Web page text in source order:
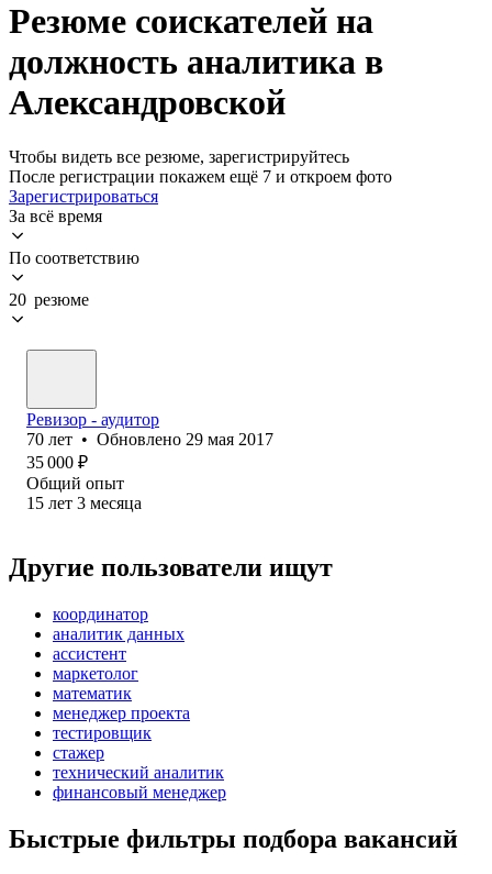
Резюме соискателей на
должность аналитика в
Александровской
Чтобы видеть все резюме, зарегистрируйтесь
После регистрации покажем ещё 7 и откроем фото
Зарегистрироваться
За всё время
По соответствию
20 резюме
Ревизор - аудитор
70 лет • Обновлено 29 мая 2017
35 000 ₽
Общий опыт
15 лет 3 месяца
Другие пользователи ищут
координатор
аналитик данных
ассистент
маркетолог
математик
менеджер проекта
тестировщик
стажер
технический аналитик
финансовый менеджер
Быстрые фильтры подбора вакансий